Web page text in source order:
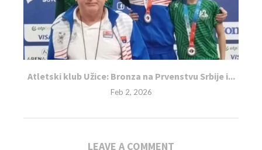
Atletski klub Užice: Bronza na Prvenstvu Srbije i...
Feb 2, 2026
LEAVE A COMMENT